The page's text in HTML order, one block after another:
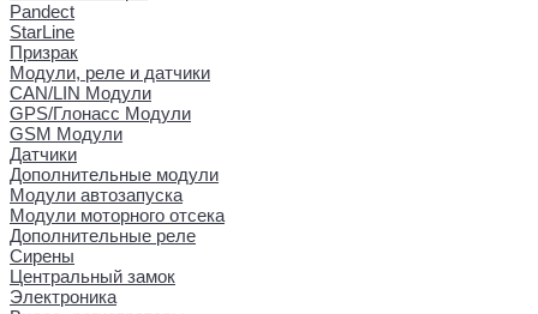
Pandect
StarLine
Призрак
Модули, реле и датчики
CAN/LIN Модули
GPS/Глонасс Модули
GSM Модули
Датчики
Дополнительные модули
Модули автозапуска
Модули моторного отсека
Дополнительные реле
Сирены
Центральный замок
Электроника